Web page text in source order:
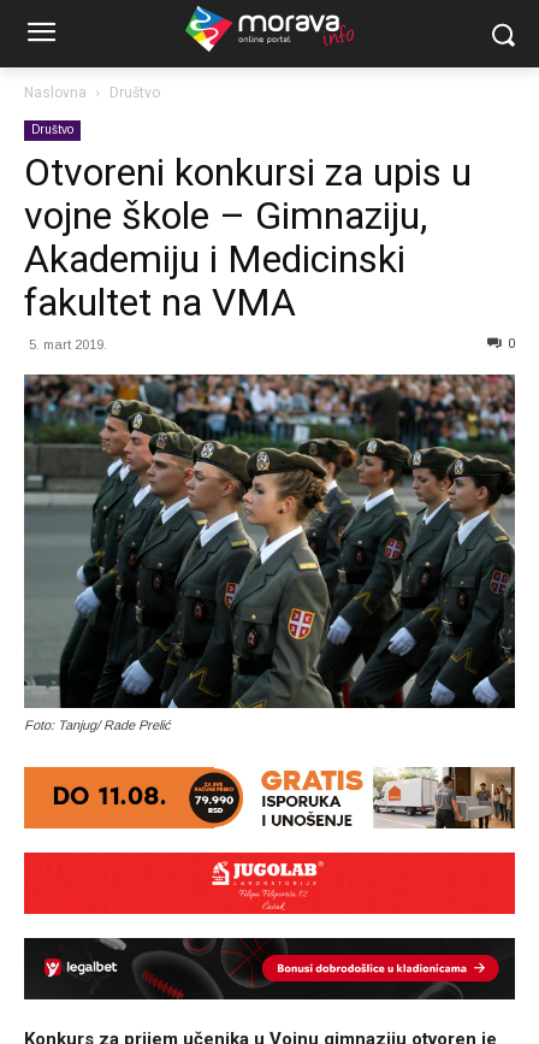
Naslovna Društvo
Društvo
Otvoreni konkursi za upis u
vojne škole – Gimnaziju,
Akademiju i Medicinski
fakultet na VMA
5. mart 2019. 0
Foto: Tanjug/ Rade Prelić
Konkurs za prijem učenika u Vojnu gimnaziju otvoren je